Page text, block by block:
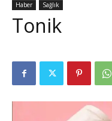
Haber Sağlık
Tonik